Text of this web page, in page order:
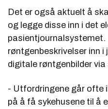
Det er også aktuelt å
og legge disse inn i det
pasientjournalsystemet.
røntgenbeskrivelser inn i
digitale røntgenbilder
- Utfordringene går ofte
på å få sykehusene til å